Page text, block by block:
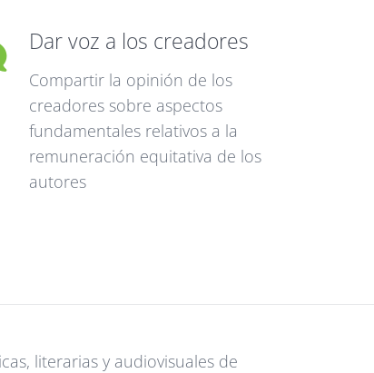
Dar voz a los creadores
Compartir la opinión de los
creadores sobre aspectos
fundamentales relativos a la
remuneración equitativa de los
autores
literarias y audiovisuales de